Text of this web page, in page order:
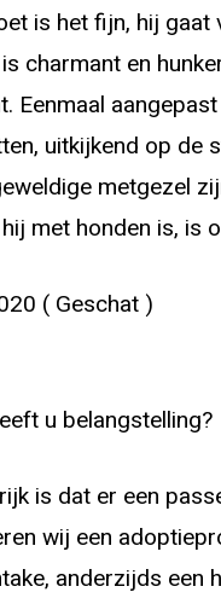
is het fijn, hij
charmant en
Eenmaal
uitkijkend op de
metgezel
met honden is, is
( Geschat )
u belangstelling?
is dat er een
wij een
anderzijds een